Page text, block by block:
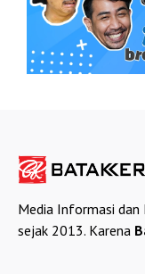
Media Informasi
sejak 2013. Karena